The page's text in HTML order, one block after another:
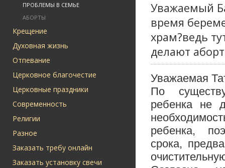
ПРОБЛЕМЫ В СЕМЬЕ
АБОРТЫ
Крещение
Духовная жизнь
Отпевание
Церковное благочестие
Церковные праздники
Современность
Религии
Разное
Заказать требу онлайн
Заказать установку свечи
Уважаемый
время
храм?ведь
делают
Уважаемая
По
ребенка не
ребенка,
срока,